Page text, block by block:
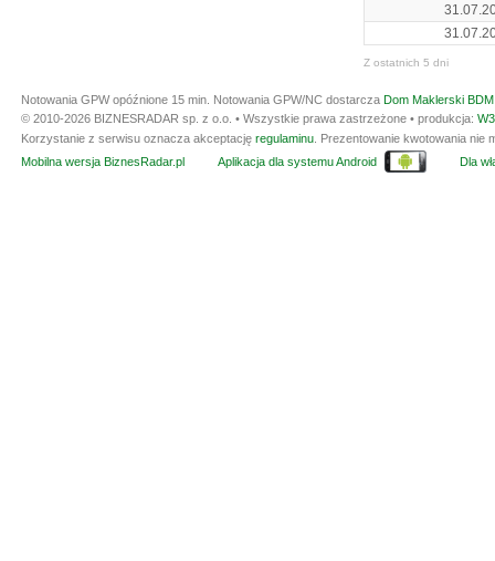
Z ostatnich 5 dni
Notowania GPW opóźnione 15 min. Notowania GPW/NC dostarcza Dom Maklerski
© 2010-2026 BIZNESRADAR sp. z o.o. • Wszystkie prawa zastrzeżone • produkcja:
Korzystanie z serwisu oznacza akceptację regulaminu . Prezentowanie kwotowania
Mobilna wersja BiznesRadar.pl
Aplikacja dla systemu Android Dla